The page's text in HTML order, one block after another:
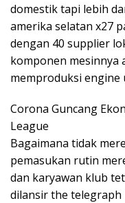
domestik tapi lebih
amerika selatan x27
dengan 40 supplier
komponen mesinnya
memproduksi
Corona Guncang
League
Bagaimana tidak
pemasukan rutin
dan karyawan klub
dilansir the